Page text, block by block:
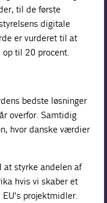
til de første
digitale
er vurderet til at
til 20 procent.
bedste løsninger
overfor. Samtidig
hvor danske værdier
at styrke andelen af
hvis vi skaber et
projektmidler.